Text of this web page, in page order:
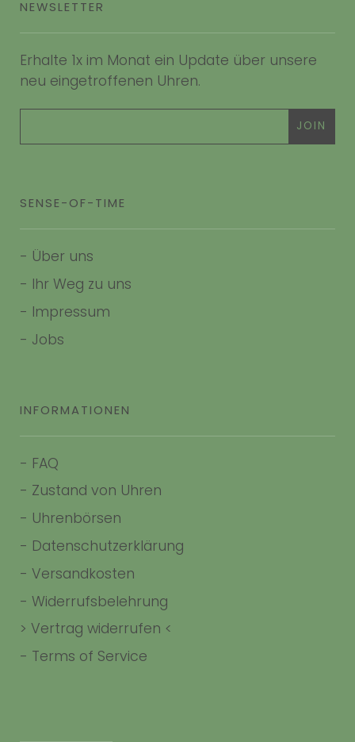
NEWSLETTER
Erhalte 1x im Monat ein Update über unsere
neu eingetroffenen Uhren.
SENSE-OF-TIME
- Über uns
- Ihr Weg zu uns
- Impressum
- Jobs
INFORMATIONEN
- FAQ
- Zustand von Uhren
- Uhrenbörsen
- Datenschutzerklärung
- Versandkosten
- Widerrufsbelehrung
> Vertrag widerrufen <
- Terms of Service